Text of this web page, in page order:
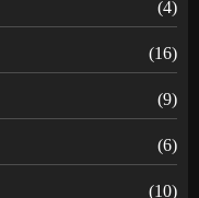
(4)
(16)
(9)
(6)
(10)